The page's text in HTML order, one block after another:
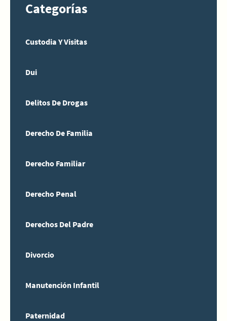
Categorías
Custodia Y Visitas
Dui
Delitos De Drogas
Derecho De Familia
Derecho Familiar
Derecho Penal
Derechos Del Padre
Divorcio
Manutención Infantil
Paternidad